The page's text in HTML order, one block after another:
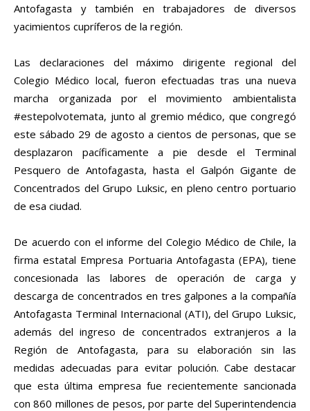
Antofagasta y también en trabajadores de diversos
yacimientos cupríferos de la región.
Las declaraciones del máximo dirigente regional del
Colegio Médico local, fueron efectuadas tras una nueva
marcha organizada por el movimiento ambientalista
#estepolvotemata, junto al gremio médico, que congregó
este sábado 29 de agosto a cientos de personas, que se
desplazaron pacíficamente a pie desde el Terminal
Pesquero de Antofagasta, hasta el Galpón Gigante de
Concentrados del Grupo Luksic, en pleno centro portuario
de esa ciudad.
De acuerdo con el informe del Colegio Médico de Chile, la
firma estatal Empresa Portuaria Antofagasta (EPA), tiene
concesionada las labores de operación de carga y
descarga de concentrados en tres galpones a la compañía
Antofagasta Terminal Internacional (ATI), del Grupo Luksic,
además del ingreso de concentrados extranjeros a la
Región de Antofagasta, para su elaboración sin las
medidas adecuadas para evitar polución. Cabe destacar
que esta última empresa fue recientemente sancionada
con 860 millones de pesos, por parte del Superintendencia